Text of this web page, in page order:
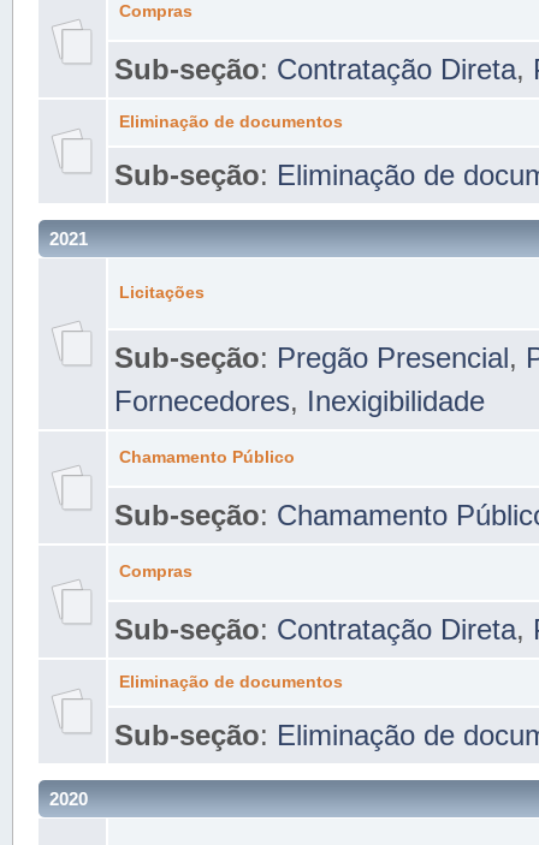
Compras
Sub-seção: Contratação Direta,
Eliminação de documentos
Sub-seção: Eliminação de
2021
Licitações
Sub-seção: Pregão Presencial,
Fornecedores, Inexigibilidade
Chamamento Público
Sub-seção: Chamamento
Compras
Sub-seção: Contratação Direta,
Eliminação de documentos
Sub-seção: Eliminação de
2020